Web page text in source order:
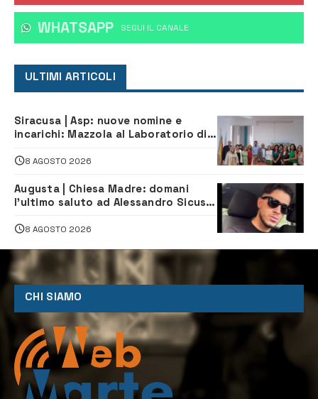
WHATSAPP ‎SEGUI IL CANALE
ULTIMI ARTICOLI
Siracusa | Asp: nuove nomine e
incarichi: Mazzola al Laboratorio di
Servizio Legale
8 AGOSTO 2026
Augusta | Chiesa Madre: domani
l’ultimo saluto ad Alessandro Sicuso,
8 AGOSTO 2026
CHI SIAMO